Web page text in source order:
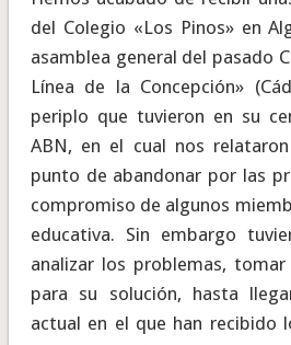
del Colegio «Los Pinos» en
asamblea general del pasado
Línea de la Concepción»
periplo que tuvieron en su
ABN, en el cual nos
punto de abandonar por las
compromiso de algunos
educativa. Sin embargo
analizar los problemas,
para su solución, hasta
actual en el que han recibido